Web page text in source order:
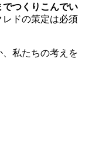
つくりこんでい
レドの策定は必須
私たちの考えを